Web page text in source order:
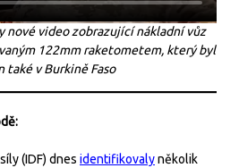
nové video zobrazující nákladní vůz
122mm raketometem, který byl
také v Burkině Faso
(IDF) dnes identifikovalyněkolik